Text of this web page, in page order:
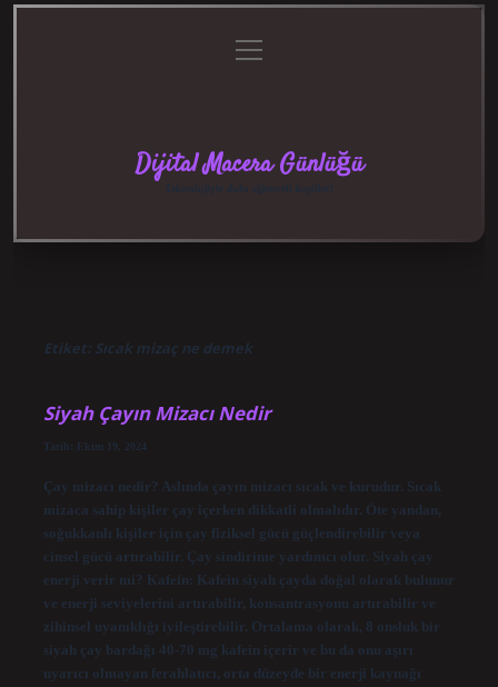
menüyü
aç
Dijital Macera Günlüğü
Etiket: Sıcak mizaç ne demek
Siyah Çayın Mizacı Nedir
Tarih: Ekim 19, 2024
Çay mizacı nedir? Aslında çayın mizacı sıcak ve kurudur. Sıcak
mizaca sahip kişiler çay içerken dikkatli olmalıdır. Öte yandan,
soğukkanlı kişiler için çay fiziksel gücü güçlendirebilir veya
cinsel gücü artırabilir. Çay sindirime yardımcı olur. Siyah çay
enerji verir mi? Kafein: Kafein siyah çayda doğal olarak bulunur
ve enerji seviyelerini artırabilir, konsantrasyonu artırabilir ve
zihinsel uyanıklığı iyileştirebilir. Ortalama olarak, 8 onsluk bir
siyah çay bardağı 40-70 mg kafein içerir ve bu da onu aşırı
uyarıcı olmayan ferahlatıcı, orta düzeyde bir enerji kaynağı